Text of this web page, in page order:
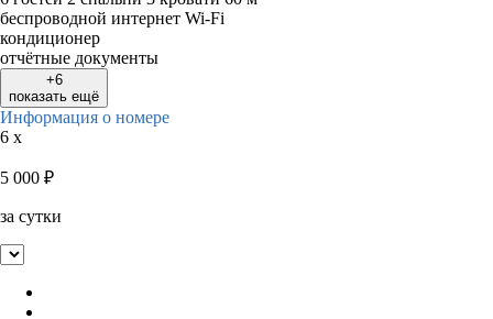
беспроводной интернет Wi-Fi
кондиционер
отчётные документы
+6
показать ещё
Информация о номере
6 x
5 000 ₽
за сутки